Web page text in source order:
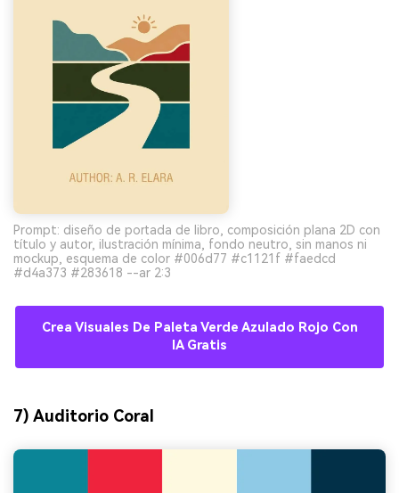
Prompt: diseño de portada de libro, composición plana 2D con
título y autor, ilustración mínima, fondo neutro, sin manos ni
mockup, esquema de color #006d77 #c1121f #faedcd
#d4a373 #283618 --ar 2:3
Crea Visuales De Paleta Verde Azulado Rojo Con
IA Gratis
7) Auditorio Coral